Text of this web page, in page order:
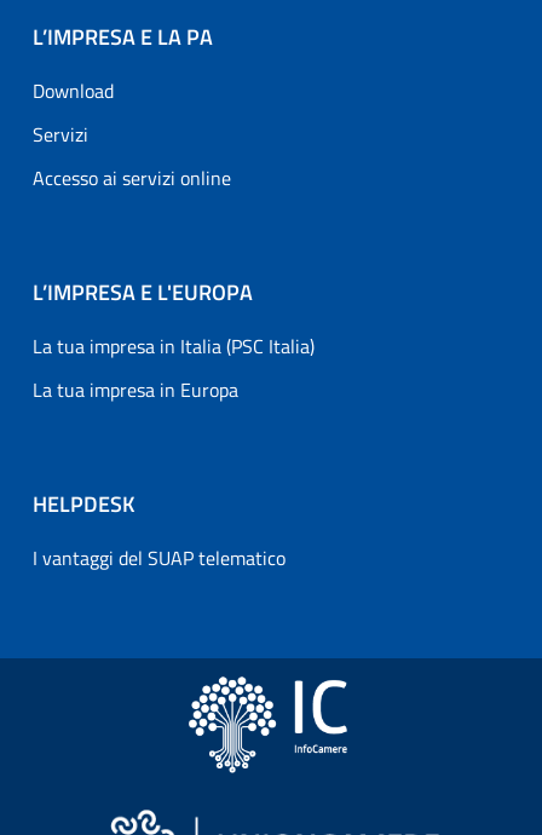
L’IMPRESA E LA PA
Download
Servizi
Accesso ai servizi online
L’IMPRESA E L'EUROPA
La tua impresa in Italia (PSC Italia)
La tua impresa in Europa
HELPDESK
I vantaggi del SUAP telematico